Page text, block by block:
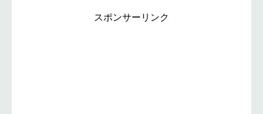
スポンサーリンク